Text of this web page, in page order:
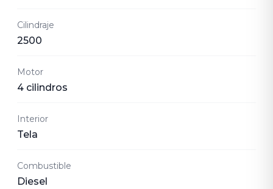
Cilindraje
2500
Motor
4 cilindros
Interior
Tela
Combustible
Diesel